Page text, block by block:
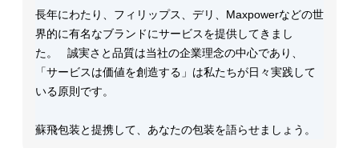
長年にわたり、フィリップス、デリ、Maxpowerなどの世
界的に有名なブランドにサービスを提供してきまし
た。 誠実さと品質は当社の企業理念の中心であり、
「サービスは価値を創造する」は私たちが日々実践して
いる原則です。
蘇飛包装と提携して、あなたの包装を語らせましょう。